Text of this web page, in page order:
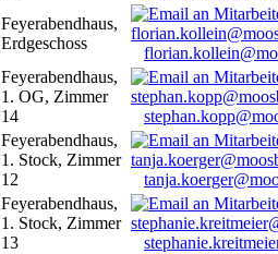
Feyerabendhaus,
Erdgeschoss
Feyerabendhaus,
1. OG, Zimmer
14
Feyerabendhaus,
1. Stock, Zimmer
12
Feyerabendhaus,
1. Stock, Zimmer
13